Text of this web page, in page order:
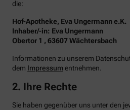
die:
Hof-Apotheke, Eva Ungermann e.K.
Inhaber/-in: Eva Ungermann
Obertor 1 , 63607 Wächtersbach
Informationen zu unserem
dem Impressum entnehmen.
2. Ihre Rechte
Sie haben gegenüber uns unter den